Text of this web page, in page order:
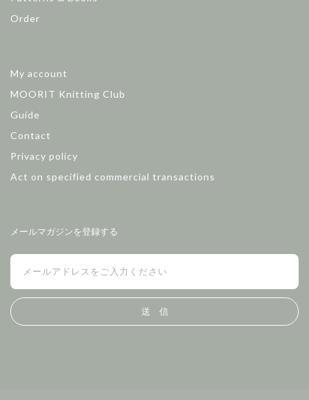
Order
My account
MOORIT Knitting Club
Guide
Contact
Privacy policy
Act on specified commercial transactions
メールマガジンを登録する
送 信